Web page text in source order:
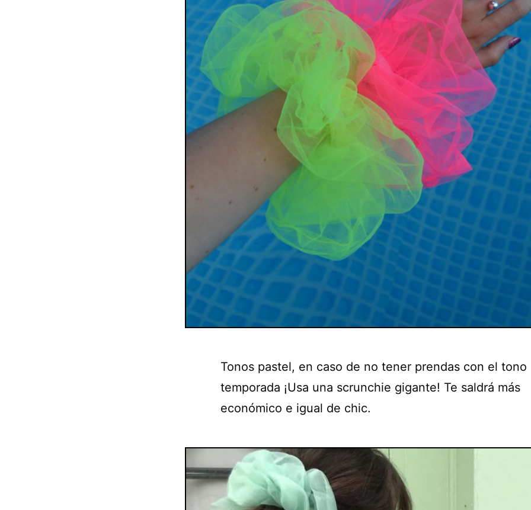
Tonos pastel, en caso de no tener prendas con el tono
temporada ¡Usa una scrunchie gigante! Te saldrá más
económico e igual de chic.